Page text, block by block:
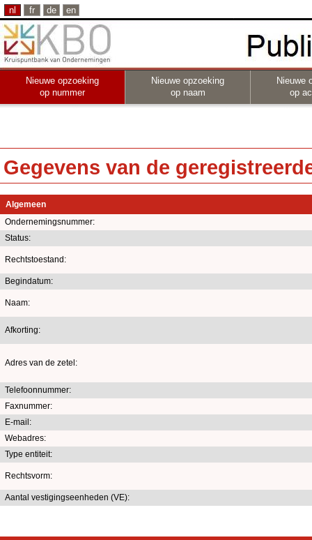
nl fr de en
Nieuwe opzoeking
op nummer
Nieuwe opzoeking
op naam
Nieuwe
op
Gegevens van de
Algemeen
Ondernemingsnummer:
Status:
Rechtstoestand:
Begindatum:
Naam:
Afkorting:
Adres van de zetel:
Telefoonnummer:
Faxnummer:
E-mail:
Webadres:
Type entiteit:
Rechtsvorm:
Aantal vestigingseenheden (VE):